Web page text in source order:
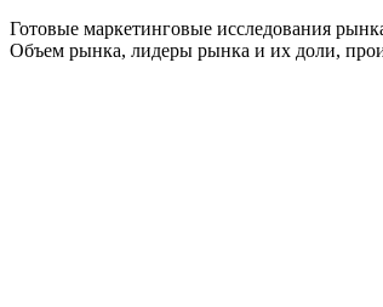
Готовые маркетинговые исследования
Объем рынка, лидеры рынка и их доли,